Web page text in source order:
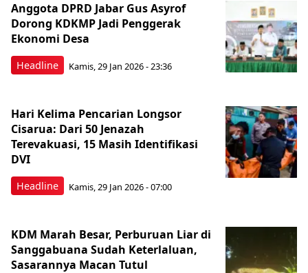
Headline
Anggota DPRD Jabar Gus Asyrof
Dorong KDKMP Jadi Penggerak
Ekonomi Desa
Kamis, 29 Jan 2026 - 23:36
Headline
Hari Kelima Pencarian Longsor
Cisarua: Dari 50 Jenazah
Terevakuasi, 15 Masih Identifikasi
DVI
Kamis, 29 Jan 2026 - 07:00
KDM Marah Besar, Perburuan Liar di
Sanggabuana Sudah Keterlaluan,
Sasarannya Macan Tutul